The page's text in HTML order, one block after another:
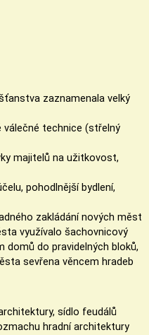
zaznamenala velký
technice (střelný
majitelů na užitkovost,
pohodlnější bydlení,
zakládání nových měst
využívalo šachovnicový
domů do pravidelných bloků,
sevřena věncem hradeb
sídlo feudálů
hradní architektury